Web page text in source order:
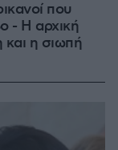
που
- Η αρχική
η σιωπή